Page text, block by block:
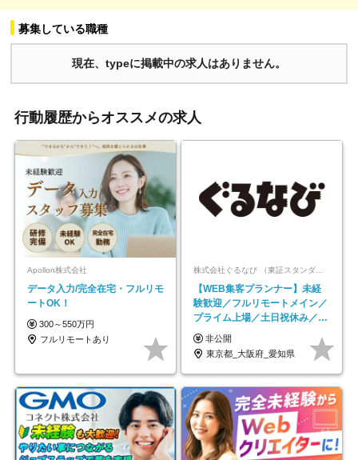
募集している職種
現在、typeに掲載中の求人はありません。
行動履歴からオススメの求人
Apollon株式会社
データ入力/完全在宅・フルリモ
ートOK！
300～550万円
フルリモートあり
株式会社ぐるなび （東証スタンダード上場）
【WEB集客プランナー】未経
験歓迎／フルリモートメイン／
プライム上場／土日祝休み／東
京・大阪・名古屋
非公開
東京都_大阪府_愛知県